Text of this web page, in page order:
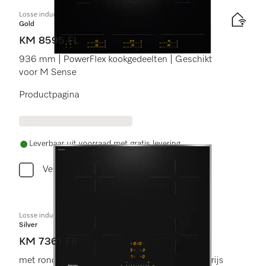
Losse inductiekookplaat
Gold
KM 8595 FL
936 mm | PowerFlex kookgedeelten | Geschikt
voor M Sense
Productpagina
Leverbaar uit voorraad met gratis levering
Vergelijken
Losse inductiekookplaat
Silver
KM 7361 FR
met ronde kookzones tegen voordelige instapprijs